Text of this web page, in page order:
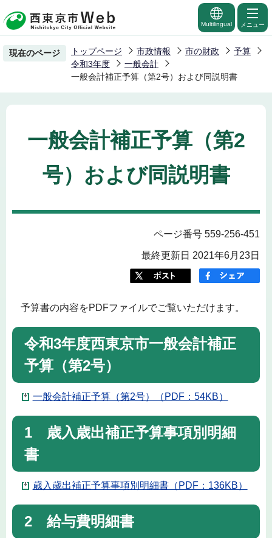
の
ー
の
先
Multilingual メニュー
現在のページ トップページ 市政情報 市の財政
予算
令和3年度
一般会計
一般会計補正予算（第2号）および同説明書
一般会計補正予算（第2
号）および同説明書
ページ番号 559-256-451
最終更新日 2021年6月23日
予算書の内容をPDFファイルでご覧いただけます。
令和3年度西東京市一般会計補正
予算（第2号）
一般会計補正予算（第2号）（PDF：54KB）
1 歳入歳出補正予算事項別明細
書
歳入歳出補正予算事項別明細書（PDF：136KB）
2 給与費明細書